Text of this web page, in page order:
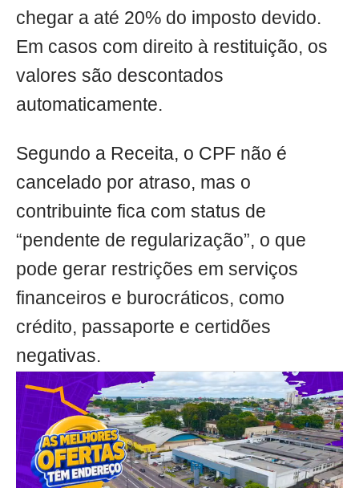
chegar a até 20% do imposto devido.
Em casos com direito à restituição, os
valores são descontados
automaticamente.
Segundo a Receita, o CPF não é
cancelado por atraso, mas o
contribuinte fica com status de
“pendente de regularização”, o que
pode gerar restrições em serviços
financeiros e burocráticos, como
crédito, passaporte e certidões
negativas.